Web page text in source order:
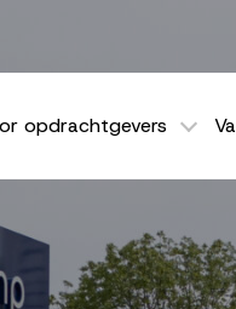
opdrachtgevers